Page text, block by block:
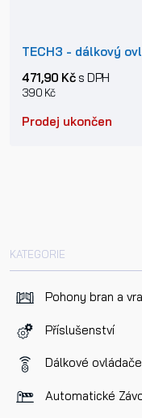
KATEGORIE
Pohony bran a
Příslušenství
Dálkové ovládače
Automatické
TECH3 - dálkový
471,90 Kčs DPH
390 Kč
Prodej ukončen